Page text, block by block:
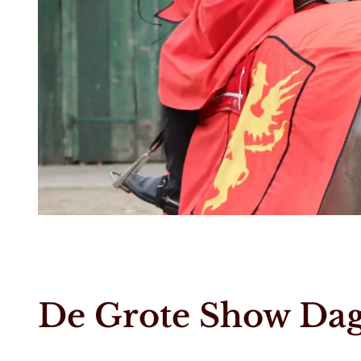
De Grote Show